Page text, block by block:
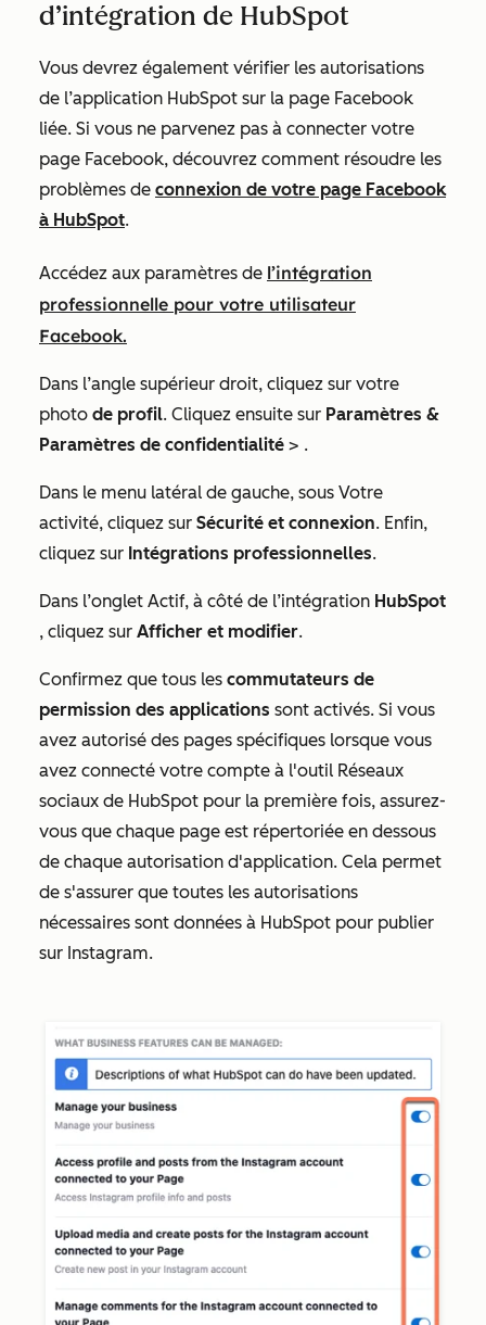
d’intégration de HubSpot
Vous devrez également vérifier les autorisations
de l’application HubSpot sur la page Facebook
liée. Si vous ne parvenez pas à connecter votre
page Facebook, découvrez comment résoudre les
problèmes de connexion de votre page Facebook
à HubSpot.
Accédez aux paramètres de l’intégration
professionnelle pour votre utilisateur
Facebook.
Dans l’angle supérieur droit, cliquez sur votre
photo de profil. Cliquez ensuite sur Paramètres &
Paramètres de confidentialité > .
Dans le menu latéral de gauche, sous Votre
activité, cliquez sur Sécurité et connexion. Enfin,
cliquez sur Intégrations professionnelles.
Dans l’onglet Actif, à côté de l’intégration HubSpot
, cliquez sur Afficher et modifier.
Confirmez que tous les commutateurs de
permission des applications sont activés. Si vous
avez autorisé des pages spécifiques lorsque vous
avez connecté votre compte à l'outil Réseaux
sociaux de HubSpot pour la première fois, assurez-
vous que chaque page est répertoriée en dessous
de chaque autorisation d'application. Cela permet
de s'assurer que toutes les autorisations
nécessaires sont données à HubSpot pour publier
sur Instagram.